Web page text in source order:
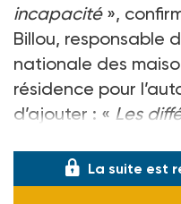
incapacité»,
Billou, responsable
nationale des
résidence pour
d’ajouter : « Les
La suite est